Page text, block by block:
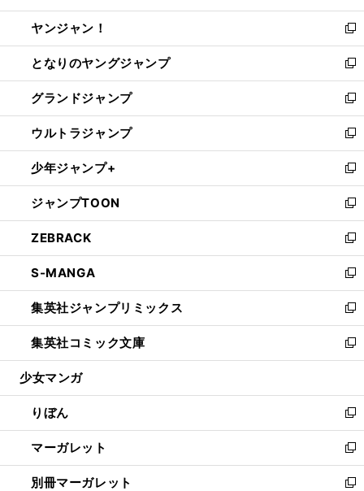
開
く
ウ
で
開
く
ウ
ィ
ン
ド
ウ
で
開
く
し
い
ウ
ィ
ン
ド
ウ
で
開
く
ヤンジャン！
新
し
い
ウ
ィ
ン
ド
ウ
で
開
く
となりのヤングジャンプ
新
し
い
ウ
ィ
ン
ド
ウ
で
開
く
グランドジャンプ
新
し
い
ウ
ィ
ン
ド
ウ
で
開
く
ウルトラジャンプ
新
し
い
ウ
ィ
ン
ド
ウ
で
開
く
少年ジャンプ+
新
し
い
ウ
ィ
ン
ド
ウ
で
開
く
ジャンプTOON
新
し
い
ウ
ィ
ン
ド
ウ
で
開
ZEBRACK
新
し
い
ウ
ィ
ン
ド
ウ
開
く
S-MANGA
新
し
い
ウ
ィ
ン
ウ
で
開
く
集英社ジャンプリミックス
新
し
い
ウ
ン
ド
ウ
で
開
く
集英社コミック文庫
新
し
ウ
ィ
ン
ド
ウ
で
少女マンガ
りぼん
新
し
い
ウ
ィ
マーガレット
新
し
い
別冊マーガレット
新